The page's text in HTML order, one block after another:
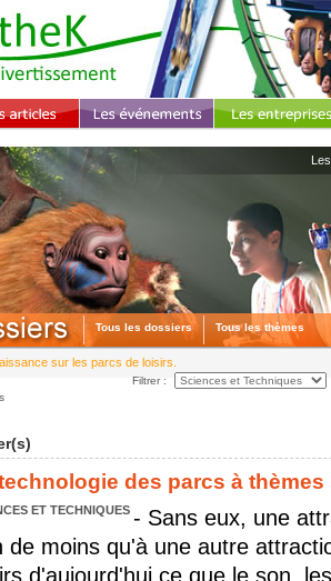
Tous les dossiers Tous les thèmes
sur les parcs de loisirs.
Filtrer :
des parcs à thèmes
ET TECHNIQUES - Sans eux, une
de moins qu'à une autre
d'aujourd'hui ce que le son,